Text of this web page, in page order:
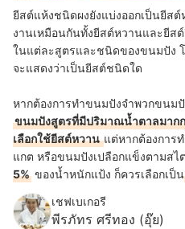
ยีสต์แห้งชนิดผงยังแบ่งออกเป็นยีส
งานเหมือนกันทั้งยีสต์หวานและยี
ในแต่ละสูตรและชนิดของขนมปัง
จะแสดงว่าเป็นยีสต์ชนิดใด
หากต้องการทำขนมปังจำพวกขนม
ขนมปังสูตรที่มีปริมาณน้ำตาลมาก
เลือกใช้ยีสต์หวานแต่หากต้องการ
แกต หรือขนมปังเปลือกแข็งตามสไ
5% ของน้ำหนักแป้ง ก็ควรเลือกเป็น
เชฟเบเกอรี
พีรภัทร ศรีทอง (อุ๊ย)